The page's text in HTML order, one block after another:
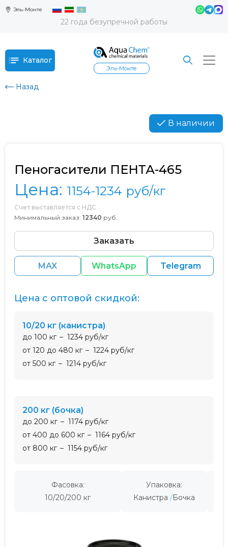
Эль-Монте
22 года безупречной работы
Каталог
Эль-Монте
Назад
В наличии
Пеногасители ПЕНТА-465
Цена: 1154-1234 руб/кг
Счет выставляется с НДС
Минимальный заказ: 12340 руб.
Заказать
MAX WhatsApp Telegram
Фасовка:
10/20/200 кг
Упаковка:
Канистра
Бочка
Цена с оптовой скидкой:
10/20 кг (канистра)
до 100 кг
1234 руб/кг
от 120 до 480 кг
1224 руб/кг
от 500 кг
1214 руб/кг
200 кг (бочка)
до 200 кг
1174 руб/кг
от 400 до 600 кг
1164 руб/кг
от 800 кг
1154 руб/кг